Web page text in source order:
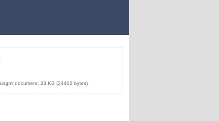
23 KB (24402 bytes)